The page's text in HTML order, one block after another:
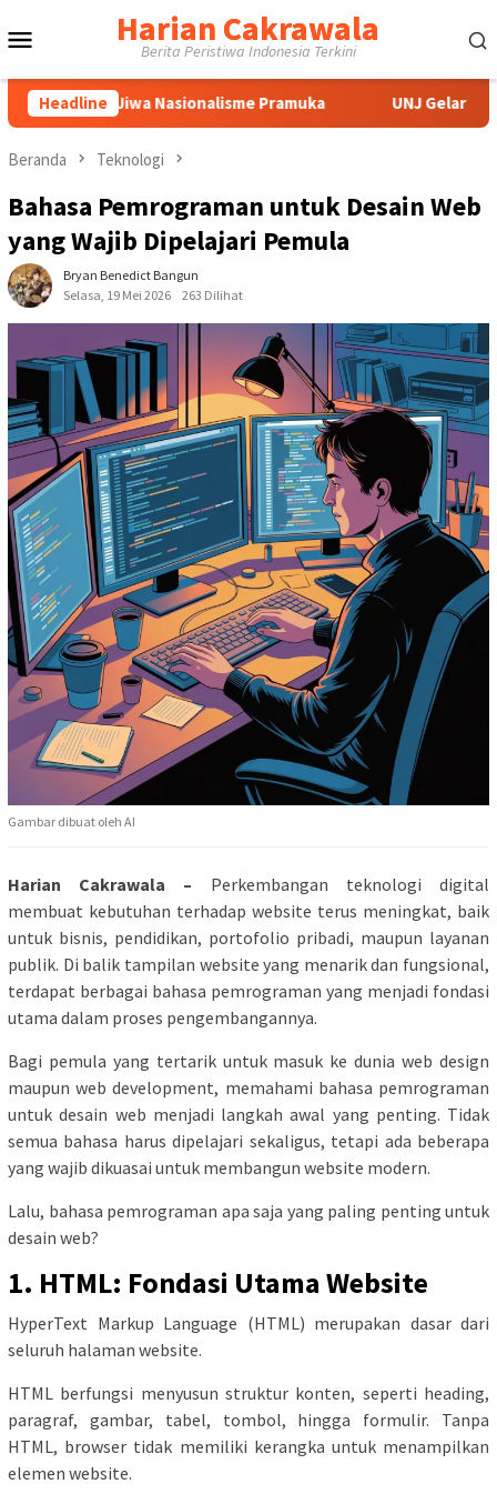
ke
Harian Cakrawala
Berita Peristiwa Indonesia Terkini
Headline
Nasionalisme Pramuka UNJ Gelar FGD Bahas
Beranda Teknologi
Bahasa Pemrograman untuk Desain Web
yang Wajib Dipelajari Pemula
Bryan Benedict Bangun
Selasa, 19 Mei 2026
263 Dilihat
Gambar dibuat oleh AI
Harian Cakrawala – Perkembangan teknologi digital
membuat kebutuhan terhadap website terus meningkat, baik
untuk bisnis, pendidikan, portofolio pribadi, maupun layanan
publik. Di balik tampilan website yang menarik dan fungsional,
terdapat berbagai bahasa pemrograman yang menjadi fondasi
utama dalam proses pengembangannya.
Bagi pemula yang tertarik untuk masuk ke dunia web design
maupun web development, memahami bahasa pemrograman
untuk desain web menjadi langkah awal yang penting. Tidak
semua bahasa harus dipelajari sekaligus, tetapi ada beberapa
yang wajib dikuasai untuk membangun website modern.
Lalu, bahasa pemrograman apa saja yang paling penting untuk
desain web?
1. HTML: Fondasi Utama Website
HyperText Markup Language (HTML) merupakan dasar dari
seluruh halaman website.
HTML berfungsi menyusun struktur konten, seperti heading,
paragraf, gambar, tabel, tombol, hingga formulir. Tanpa
HTML, browser tidak memiliki kerangka untuk menampilkan
elemen website.